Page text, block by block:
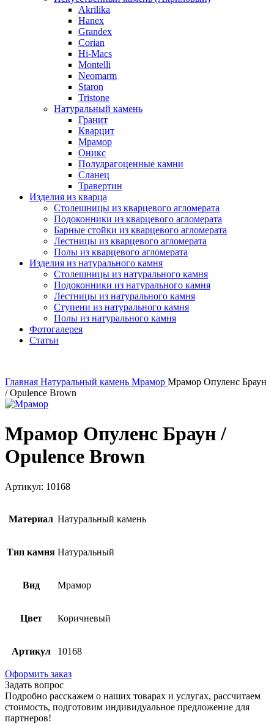
Akrilika
Hanex
Grandex
Corian
Hi-Macs
Montelli
Neomarm
Staron
Tristone
Натуральный камень
Гранит
Кварцит
Мрамор
Оникс
Полудрагоценные камни
Сланец
Травертин
Изделия из кварца
Столешницы из кварцевого агломерата
Подоконники из кварцевого агломерата
Барные стойки из кварцевого агломерата
Лестницы из кварцевого агломерата
Полы из кварцевого агломерата
Изделия из натурального камня
Столешницы из натурального камня
Подоконники из натурального камня
Лестницы из натурального камня
Ступени из натурального камня
Полы из натурального камня
Фотогалерея
Статьи
Главная Натуральный камень Мрамор Мрамор Опуленс Браун
/ Opulence Brown
Мрамор Опуленс Браун /
Opulence Brown
Артикул: 10168
Материал Натуральный камень
Тип камня Натуральный
Вид Мрамор
Цвет Коричневый
Артикул 10168
Оформить заказ
Задать вопрос
Подробно расскажем о наших товарах и услугах, рассчитаем
стоимость, подготовим индивидуальное предложение для
партнеров!